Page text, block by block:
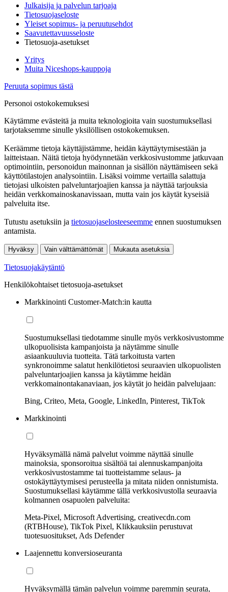
Julkaisija ja palvelun tarjoaja
Tietosuojaseloste
Yleiset sopimus- ja peruutusehdot
Saavutettavuusseloste
Tietosuoja-asetukset
Yritys
Muita Niceshops-kauppoja
Peruuta sopimus tästä
Personoi ostokokemuksesi
Käytämme evästeitä ja muita teknologioita vain suostumuksellasi
tarjotaksemme sinulle yksilöllisen ostokokemuksen.
Keräämme tietoja käyttäjistämme, heidän käyttäytymisestään ja
laitteistaan. Näitä tietoja hyödynnetään verkkosivustomme jatkuvaan
optimointiin, personoidun mainonnan ja sisällön näyttämiseen sekä
käyttötilastojen analysointiin. Lisäksi voimme vertailla salattuja
tietojasi ulkoisten palveluntarjoajien kanssa ja näyttää tarjouksia
heidän verkkomainoskanavissaan, mutta vain jos käytät kyseisiä
palveluita itse.
Tutustu asetuksiin ja tietosuojaselosteeseemme ennen suostumuksen
antamista.
Hyväksy Vain välttämättömät Mukauta asetuksia
Tietosuojakäytäntö
Henkilökohtaiset tietosuoja-asetukset
Markkinointi Customer-Match:in kautta
Suostumuksellasi tiedotamme sinulle myös verkkosivustomme
ulkopuolisista kampanjoista ja näytämme sinulle
asiaankuuluvia tuotteita. Tätä tarkoitusta varten
synkronoimme salatut henkilötietosi seuraavien ulkopuolisten
palveluntarjoajien kanssa ja käytämme heidän
verkkomainontakanaviaan, jos käytät jo heidän palvelujaan:
Bing, Criteo, Meta, Google, LinkedIn, Pinterest, TikTok
Markkinointi
Hyväksymällä nämä palvelut voimme näyttää sinulle
mainoksia, sponsoroitua sisältöä tai alennuskampanjoita
verkkosivustostamme tai tuotteistamme selaus- ja
ostokäyttäytymisesi perusteella ja mitata niiden onnistumista.
Suostumuksellasi käytämme tällä verkkosivustolla seuraavia
kolmannen osapuolen palveluita:
Meta-Pixel, Microsoft Advertising, creativecdn.com
(RTBHouse), TikTok Pixel, Klikkauksiin perustuvat
tuotesuositukset, Ads Defender
Laajennettu konversioseuranta
Hyväksymällä tämän palvelun voimme paremmin seurata,